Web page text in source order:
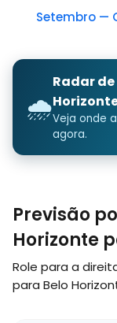
Setembro —
🌧️
Radar
Veja onde
agora.
Previsão
Horizonte
Role para a
para Belo